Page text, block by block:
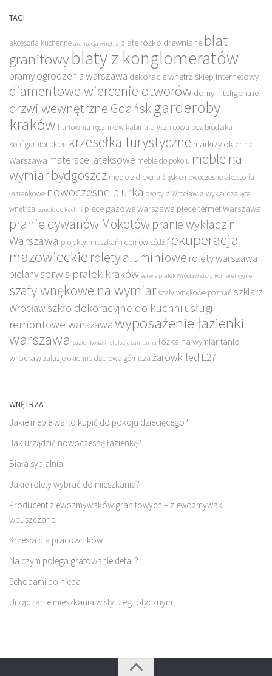
TAGI
akcesoria kuchenne aranżacja wnętrz białe łóżko drewniane blat
granitowyblaty z konglomeratów
bramy ogrodzenia warszawa dekoracje wnętrz sklep internetowy
diamentowe wiercenie otworów domy inteligentne
drzwi wewnętrzne Gdańsk garderoby
kraków hurtownia ręczników kabina prysznicowa bez brodzika
Konfigurator okien krzesełka turystyczne markizy okienne
Warszawa materace lateksowe meble do pokoju meble na
wymiar bydgoszcz meble z drewna śląskie nowoczesne akcesoria
łazienkowe nowoczesne biurka osoby z Wrocławia wykańczające
wnętrza panele do kuchni piece gazowe warszawa piece termet Warszawa
pranie dywanów Mokotów pranie wykładzin
Warszawa projekty mieszkań i domów Łódź rekuperacja
mazowieckie rolety aluminiowe rolety warszawa
bielanyserwis pralek kraków serwis pralek Wrocław stoły konferencyjne
szafy wnękowe na wymiar szafy wnękowe poznań szklarz
Wrocław szkło dekoracyjne do kuchni usługi
remontowe warszawawyposażenie łazienki
warszawa Łazienkowa instalacja sanitarna łóżka na wymiar tanio
wrocławżaluzje okienne dąbrowa górnicza żarówki led E27
WNĘTRZA
Jakie meble warto kupić do pokoju dziecięcego?
Jak urządzić nowoczesną łazienkę?
Biała sypialnia
Jakie rolety wybrać do mieszkania?
Producent zlewozmywaków granitowych – zlewozmywaki
wpuszczane
Krzesła dla pracowników
Na czym polega gratowanie detali?
Schodami do nieba
Urządzanie mieszkania w stylu egzotycznym